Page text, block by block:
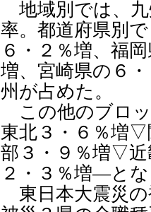
地域別では、九
率。都道府県別
６・２％増、福
増、宮崎県の６
州が占めた。
この他のブロ
東北３・６％増
部３・９％増▽
２・３％増―と
東日本大震災の